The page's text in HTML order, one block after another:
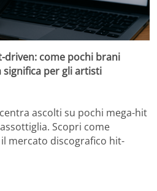
driven: come pochi brani
significa per gli artisti
ascolti su pochi mega-hit
Scopri come
mercato discografico hit-